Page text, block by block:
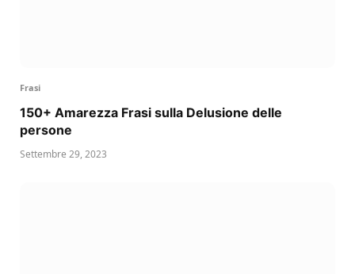
Frasi
150+ Amarezza Frasi sulla Delusione delle
persone
Settembre 29, 2023